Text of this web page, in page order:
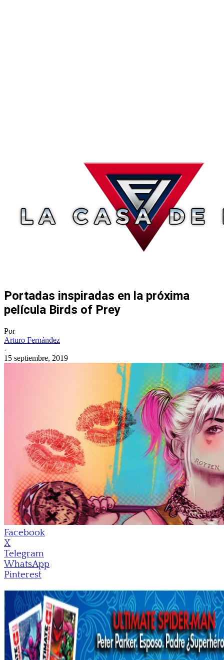
Portadas inspiradas en la próxima
película Birds of Prey
Por
Arturo Fernández
-
15 septiembre, 2019
Facebook
X
Telegram
WhatsApp
Pinterest